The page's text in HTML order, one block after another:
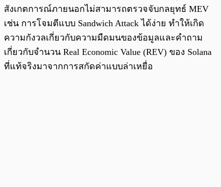
สังเกตการณ์ภายนอกไม่สามารถตรวจจับกลยุทธ์ MEV
เช่น การโจมตีแบบ Sandwich Attack ได้ง่าย ทำให้เกิด
ความกังวลเกี่ยวกับความมืดมนของข้อมูลและคำถาม
เกี่ยวกับจำนวน Real Economic Value (REV) ของ Solana
ที่แท้จริงมาจากการสกัดค่าแบบล่าเหยื่อ